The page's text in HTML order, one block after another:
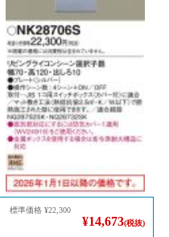
標準価格 ¥22,300
¥14,673(税抜)